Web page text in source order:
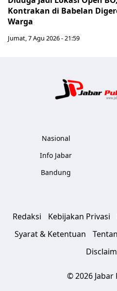
Kontrakan di Babelan
Warga
Jumat, 7 Agu 2026 - 21:59
Nasional
Info Jabar
Bandung
Redaksi Kebijakan Privasi
Syarat & Ketentuan
© 2026 Jabar